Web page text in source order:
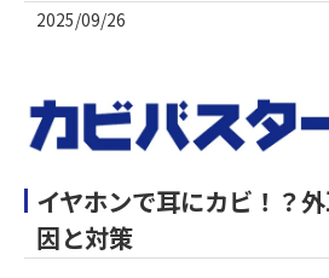
2025/09/26
イヤホンで耳にカビ！？
因と対策